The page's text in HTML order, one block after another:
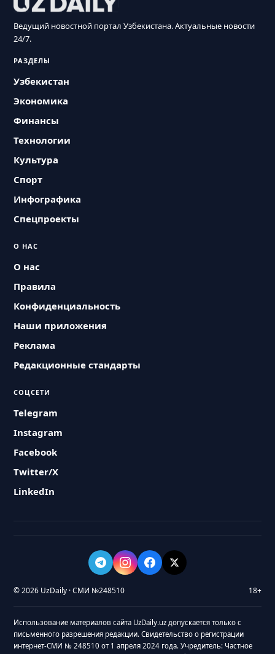
Ведущий новостной портал Узбекистана. Актуальные новости
24/7.
РАЗДЕЛЫ
Узбекистан
Экономика
Финансы
Технологии
Культура
Спорт
Инфографика
Спецпроекты
О НАС
О нас
Правила
Конфиденциальность
Наши приложения
Реклама
Редакционные стандарты
СОЦСЕТИ
Telegram
Instagram
Facebook
Twitter/X
LinkedIn
© 2026 UzDaily · СМИ №248510 18+
Использование материалов сайта UzDaily.uz допускается только с
письменного разрешения редакции. Свидетельство о регистрации
интернет-СМИ № 248510 от 1 апреля 2024 года. Учредитель: Частное